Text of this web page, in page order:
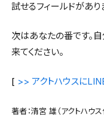
試せるフィールドがあり
次はあなたの番です。
来てください。
[ >> アクトハウスに
著者：清宮 雄（アクトハウ